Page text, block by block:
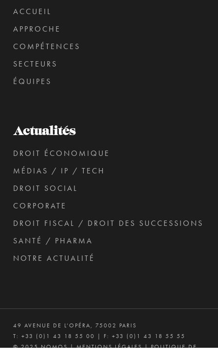
ACCUEIL
APPROCHE
COMPÉTENCES
SECTEURS
ÉQUIPES
Actualités
DROIT ÉCONOMIQUE
MÉDIAS / IP / TECH
DROIT SOCIAL
CORPORATE
DROIT FISCAL / DROIT DES SUCCESSIONS
SANTÉ / PHARMA
NOTRE ACTUALITÉ
49 AVENUE DE L’OPÉRA, 75002 PARIS
T: +33 (0)1 43 18 55 00 | F: +33 (0)1 43 18 55 55
© 2025 NOMOS |MENTIONS LÉGALES|POLITIQUE DE